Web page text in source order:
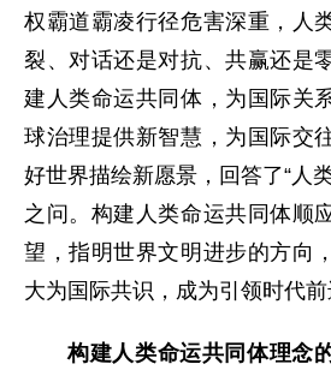
权霸道霸凌行径危害深重，人
裂、对话还是对抗、共赢还是
建人类命运共同体，为国际关
球治理提供新智慧，为国际交
好世界描绘新愿景，回答了“人
之问。构建人类命运共同体顺
望，指明世界文明进步的方向
大为国际共识，成为引领时代前
构建人类命运共同体理念